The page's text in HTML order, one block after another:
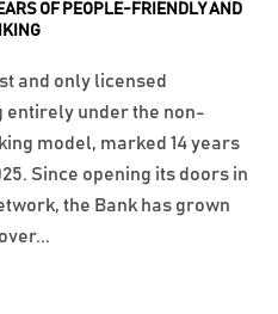
OF PEOPLE-FRIENDLY AND
and only licensed
entirely under the non-
model, marked 14 years
Since opening its doors in
the Bank has grown